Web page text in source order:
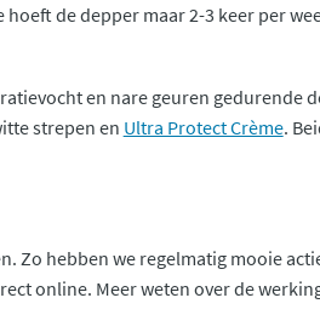
de depper maar 2-3 keer per
en nare geuren gedurende
strepen en Ultra Protect Crème.
Zo hebben we regelmatig mooie
online. Meer weten over de